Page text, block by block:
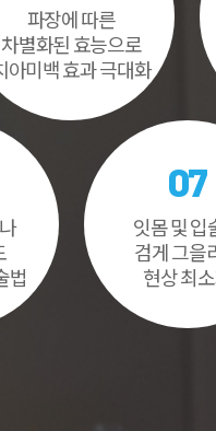
파장에 따른
차별화된 효능으로
아미백 효과 극대화
법
07
잇몸 및 입
검게 그을
현상 최